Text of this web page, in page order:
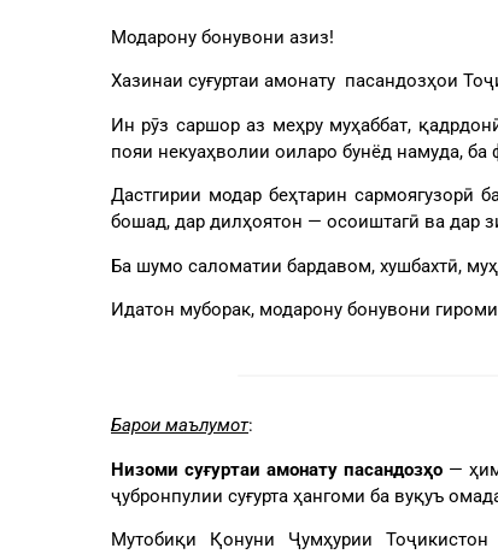
Модарону бонувони азиз!
Хазинаи суғуртаи амонату пасандозҳои
Ин рӯз саршор аз меҳру муҳаббат,
пояи некуаҳволии оиларо бунёд намуда,
Дастгирии модар беҳтарин
бошад, дар дилҳоятон — осоиштагӣ ва дар
Ба шумо саломатии бардавом, хушбахтӣ,
Идатон муборак, модарону бонувони
Барои маълумот:
Низоми суғуртаи амонату пасандозҳо —
ҷубронпулии суғурта ҳангоми ба вуқуъ
Мутобиқи Қонуни Ҷумҳурии Тоҷикистон